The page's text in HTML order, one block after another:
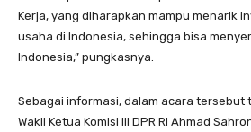
Kerja, yang diharapkan mampu menarik
usaha di Indonesia, sehingga bisa
Indonesia,” pungkasnya.
Sebagai informasi, dalam acara tersebut
Wakil Ketua Komisi III DPR RI Ahmad